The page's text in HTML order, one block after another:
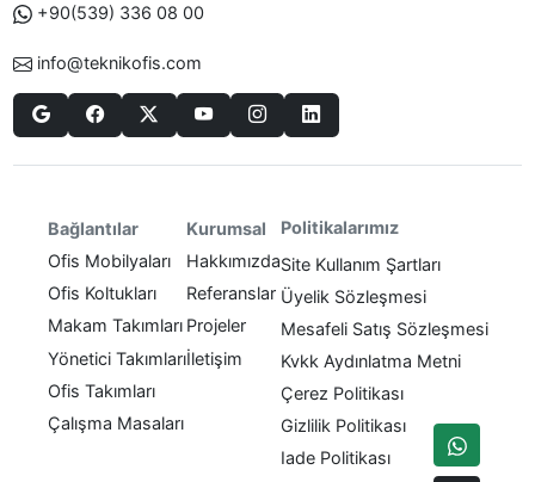
+90(539) 336 08 00
info@teknikofis.com
Bağlantılar
Ofis Mobilyaları
Ofis Koltukları
Makam Takımları
Yönetici Takımları
Ofis Takımları
Çalışma Masaları
Kurumsal
Hakkımızda
Referanslar
Projeler
İletişim
Politikalarımız
Site Kullanım Şartları
Üyelik Sözleşmesi
Mesafeli Satış Sözleşmesi
Kvkk Aydınlatma Metni
Çerez Politikası
Gizlilik Politikası
Iade Politikası